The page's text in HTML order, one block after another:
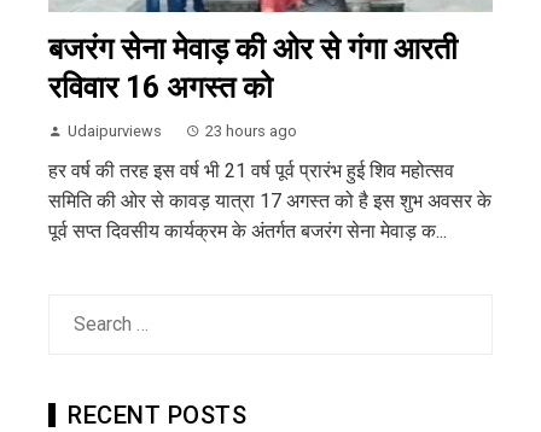
बजरंग सेना मेवाड़ की ओर से गंगा आरती
रविवार 16 अगस्त को
Udaipurviews 23 hours ago
हर वर्ष की तरह इस वर्ष भी 21 वर्ष पूर्व प्रारंभ हुई शिव महोत्सव
समिति की ओर से कावड़ यात्रा 17 अगस्त को है इस शुभ अवसर के
पूर्व सप्त दिवसीय कार्यक्रम के अंतर्गत बजरंग सेना मेवाड़ क...
RECENT POSTS